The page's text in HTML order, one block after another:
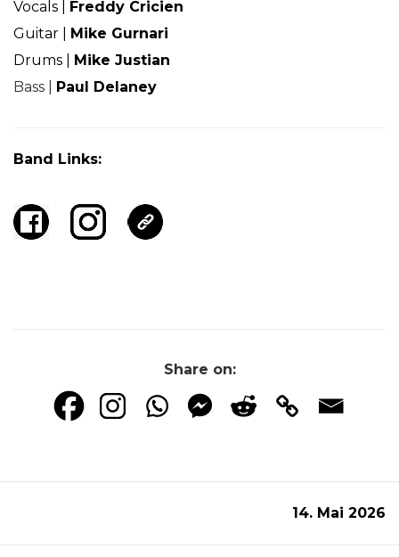
Vocals | Freddy Cricien
Guitar | Mike Gurnari
Drums | Mike Justian
Bass | Paul Delaney
Band Links:
Share on:
14. Mai 2026